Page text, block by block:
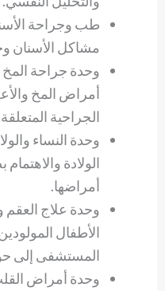
طب وجراحة
مشاكل الأسنان
وحدة جراحة المخ
أمراض المخ
الجراحية
وحدة النساء
الولادة
أمراضها.
وحدة علاج العقم
الأطفال
المستشفى إلى حوالي
وحدة أمراض